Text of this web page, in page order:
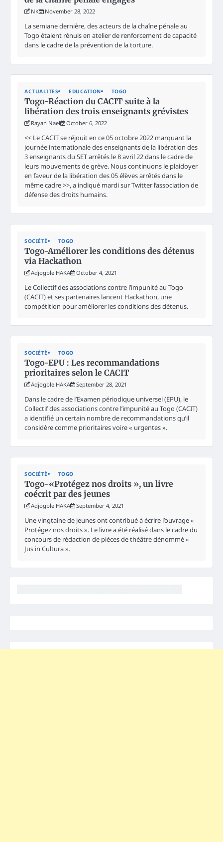
NK November 28, 2022
La semiane dernière, des acteurs de la chaîne pénale au
Togo étaient rénuis en atelier de renforcement de capacité
dans le cadre de la prévention de la torture.
ACTUALITES EDUCATION TOGO
Togo-Réaction du CACIT suite à la
libération des trois enseignants grévistes
Rayan Nael October 6, 2022
<< Le CACIT se réjouit en ce 05 octobre 2022 marquant la
journée internationale des enseignants de la libération des
3 enseignants du SET arrêtés le 8 avril 22 dans le cadre de
leurs mouvements de grève. Nous continuons le plaidoyer
en faveur de la libération des 05 élèves arrêtés dans le
même cadre >>, a indiqué mardi sur Twitter l’association de
défense des droits humains.
SOCIÉTÉ TOGO
Togo-Améliorer les conditions des détenus
via Hackathon
Adjogble HAKA October 4, 2021
Le Collectif des associations contre l’impunité au Togo
(CACIT) et ses partenaires lancent Hackathon, une
compétition pour améliorer les conditions des détenus.
SOCIÉTÉ TOGO
Togo-EPU : Les recommandations
prioritaires selon le CACIT
Adjogble HAKA September 28, 2021
Dans le cadre de l’Examen périodique universel (EPU), le
Collectif des associations contre l’impunité au Togo (CACIT)
a identifié un certain nombre de recommandations qu’il
considère comme prioritaires voire « urgentes ».
SOCIÉTÉ TOGO
Togo-«Protégez nos droits », un livre
coécrit par des jeunes
Adjogble HAKA September 4, 2021
Une vingtaine de jeunes ont contribué à écrire l’ouvrage «
Protégez nos droits ». Le livre a été réalisé dans le cadre du
concours de rédaction de pièces de théâtre dénommé «
Jus in Cultura ».